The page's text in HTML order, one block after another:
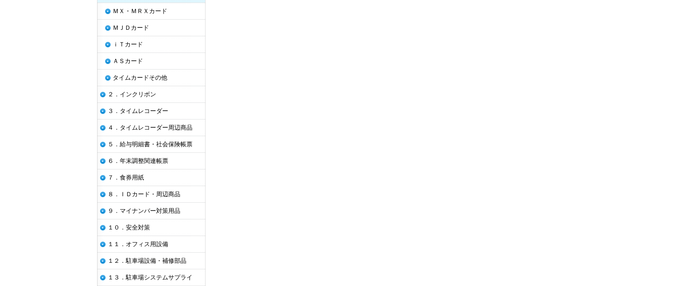
ＭＸ・ＭＲＸカード
ＭＪＤカード
ｉＴカード
ＡＳカード
タイムカードその他
２．インクリボン
３．タイムレコーダー
４．タイムレコーダー周辺商品
５．給与明細書・社会保険帳票
６．年末調整関連帳票
７．食券用紙
８．ＩＤカード・周辺商品
９．マイナンバー対策用品
１０．安全対策
１１．オフィス用設備
１２．駐車場設備・補修部品
１３．駐車場システムサプライ